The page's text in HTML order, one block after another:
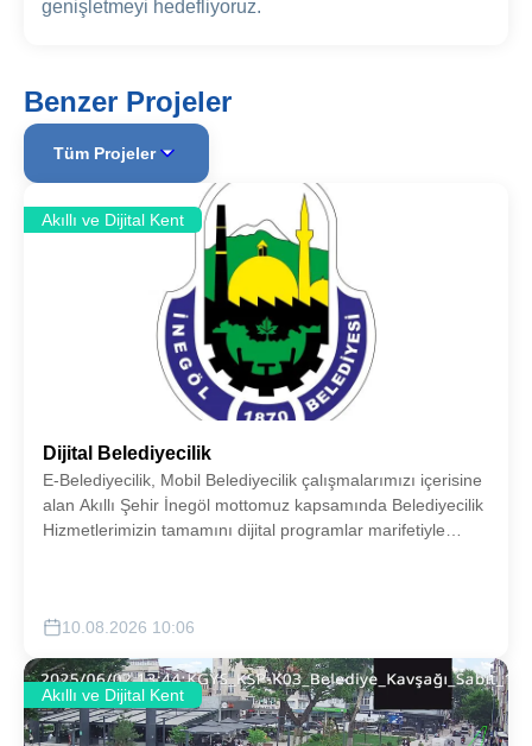
genişletmeyi hedefliyoruz.
Benzer Projeler
Tüm Projeler
Akıllı ve Dijital Kent
Dijital Belediyecilik
E-Belediyecilik, Mobil Belediyecilik çalışmalarımızı içerisine
alan Akıllı Şehir İnegöl mottomuz kapsamında Belediyecilik
Hizmetlerimizin tamamını dijital programlar marifetiyle
10.08.2026 10:06
Akıllı ve Dijital Kent